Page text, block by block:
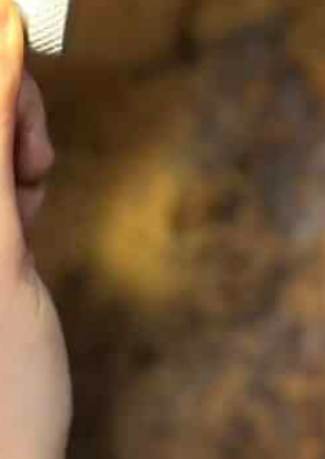
& informations
or bicolore 18 carats deux
or bicolore 18K
séduit par
et son association
teintes d’or. Réalisée en